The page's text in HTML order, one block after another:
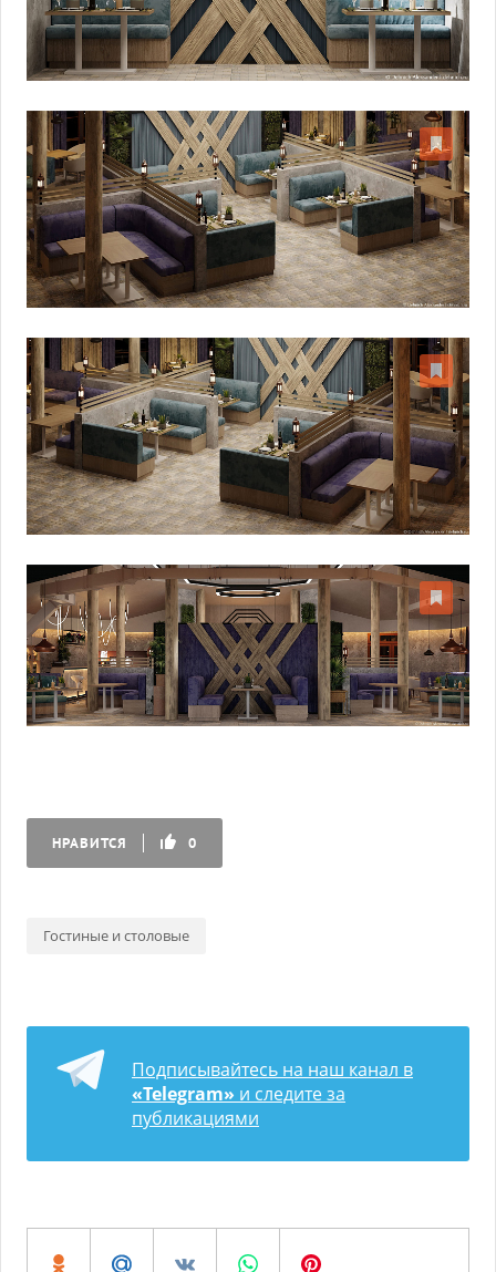
НРАВИТСЯ 0
Гостиные и столовые
Подписывайтесь на наш канал в
«Telegram» и следите за
публикациями